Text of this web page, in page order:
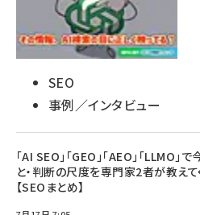
SEO
事例／インタビュー
「AI SEO」「GEO」「AEO」「LLMO」
と・判断の尺度を専門家2者が教えて
【SEOまとめ】